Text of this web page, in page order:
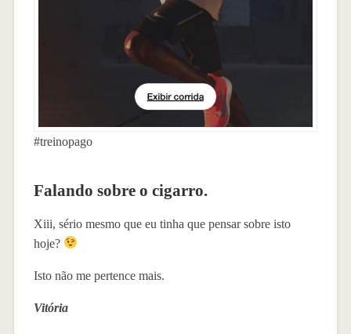
#treinopago
Falando sobre o cigarro.
Xiii, sério mesmo que eu tinha que pensar sobre isto
hoje?
Isto não me pertence mais.
Vitória